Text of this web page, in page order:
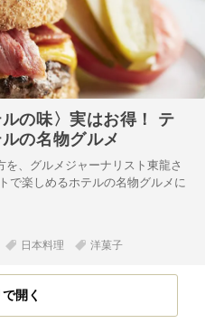
の味〉実はお得！ テ
の名物グルメ
、グルメジャーナリスト東龍さ
で楽しめるホテルの名物グルメに
日本料理 洋菓子
開く